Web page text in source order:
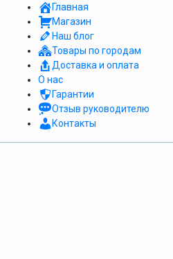
Главная
Магазин
Наш блог
Товары по городам
Доставка и оплата
О нас
Гарантии
Отзыв руководителю
Контакты